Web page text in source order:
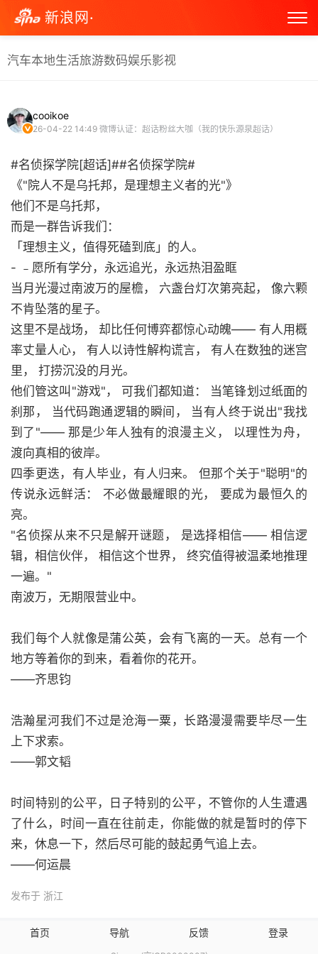
新浪网·
汽车本地生活旅游数码娱乐影视
cooikoe
26-04-22 14:49 微博认证：超话粉丝大咖（我的快乐源泉超话）
#名侦探学院[超话]##名侦探学院#
《"院人不是乌托邦，是理想主义者的光"》
他们不是乌托邦，
而是一群告诉我们：
「理想主义，值得死磕到底」的人。
- ﹣愿所有学分，永远追光，永远热泪盈眶
当月光漫过南波万的屋檐， 六盏台灯次第亮起， 像六颗
不肯坠落的星子。
这里不是战场， 却比任何博弈都惊心动魄—— 有人用概
率丈量人心， 有人以诗性解构谎言， 有人在数独的迷宫
里， 打捞沉没的月光。
他们管这叫"游戏"， 可我们都知道： 当笔锋划过纸面的
刹那， 当代码跑通逻辑的瞬间， 当有人终于说出"我找
到了"—— 那是少年人独有的浪漫主义， 以理性为舟，
渡向真相的彼岸。
四季更迭，有人毕业，有人归来。 但那个关于"聪明"的
传说永远鲜活： 不必做最耀眼的光， 要成为最恒久的
亮。
"名侦探从来不只是解开谜题， 是选择相信—— 相信逻
辑，相信伙伴， 相信这个世界， 终究值得被温柔地推理
一遍。"
南波万，无期限营业中。
我们每个人就像是蒲公英，会有飞离的一天。总有一个
地方等着你的到来，看着你的花开。
——齐思钧
浩瀚星河我们不过是沧海一粟，长路漫漫需要毕尽一生
上下求索。
——郭文韬
时间特别的公平，日子特别的公平，不管你的人生遭遇
了什么，时间一直在往前走，你能做的就是暂时的停下
来，休息一下，然后尽可能的鼓起勇气追上去。
——何运晨
发布于 浙江
首页 导航 反馈 登录